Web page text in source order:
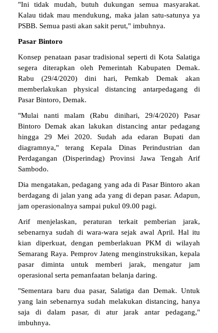
"Ini tidak mudah, butuh dukungan semua masyarakat.
Kalau tidak mau mendukung, maka jalan satu-satunya ya
PSBB. Semua pasti akan sakit perut," imbuhnya.
Pasar Bintoro
Konsep penataan pasar tradisional seperti di Kota Salatiga
segera diterapkan oleh Pemerintah Kabupaten Demak.
Rabu (29/4/2020) dini hari, Pemkab Demak akan
memberlakukan physical distancing antarpedagang di
Pasar Bintoro, Demak.
"Mulai nanti malam (Rabu dinihari, 29/4/2020) Pasar
Bintoro Demak akan lakukan distancing antar pedagang
hingga 29 Mei 2020. Sudah ada edaran Bupati dan
diagramnya," terang Kepala Dinas Perindustrian dan
Perdagangan (Disperindag) Provinsi Jawa Tengah Arif
Sambodo.
Dia mengatakan, pedagang yang ada di Pasar Bintoro akan
berdagang di jalan yang ada yang di depan pasar. Adapun,
jam operasionalnya sampai pukul 09.00 pagi.
Arif menjelaskan, peraturan terkait pemberian jarak,
sebenarnya sudah di wara-wara sejak awal April. Hal itu
kian diperkuat, dengan pemberlakuan PKM di wilayah
Semarang Raya. Pemprov Jateng menginstruksikan, kepala
pasar diminta untuk memberi jarak, mengatur jam
operasional serta pemanfaatan belanja daring.
"Sementara baru dua pasar, Salatiga dan Demak. Untuk
yang lain sebenarnya sudah melakukan distancing, hanya
saja di dalam pasar, di atur jarak antar pedagang,"
imbuhnya.